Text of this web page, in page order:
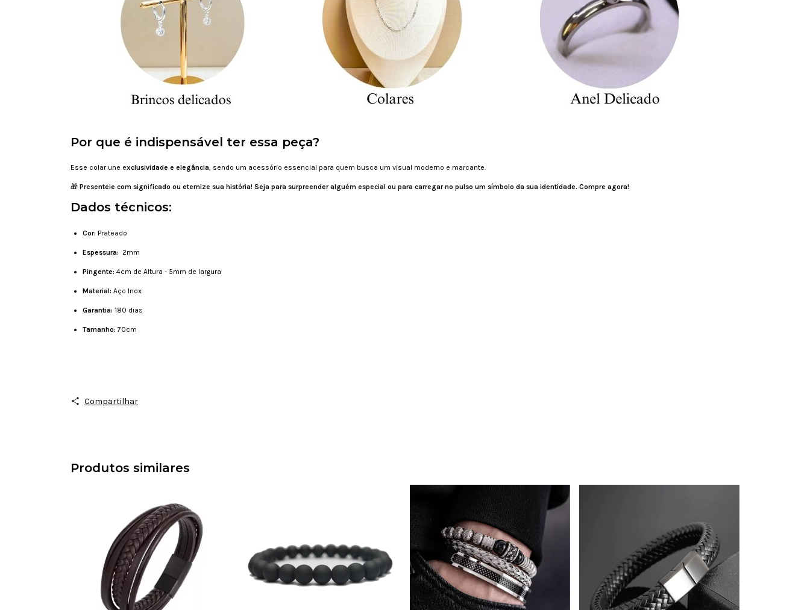
Por que é indispensável ter essa peça?
Esse colar une exclusividade e elegância , sendo um acessório essencial para quem busca um visual moderno e marcante.
🎁 Presenteie com significado ou eternize sua história! Seja para surpreender alguém especial ou para carregar no pulso um símbolo da sua identidade. Compre agora!
Dados técnicos:
Cor: Prateado
Espessura: 2mm
Pingente: 4cm de Altura - 5mm de largura
Material: Aço Inox
Garantia: 180 dias
Tamanho:70cm
Compartilhar
Produtos similares